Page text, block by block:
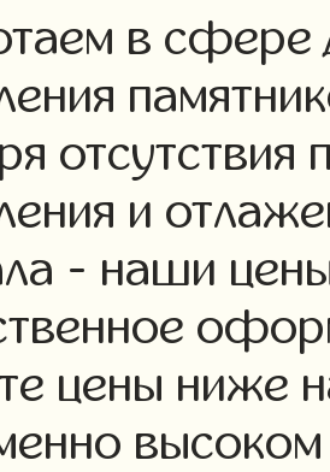
в сфере
отсутствия
и
- наши
цены ниже